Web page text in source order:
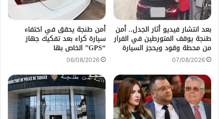
بعد انتشار فيديو أثار الجدل.. أمن
طنجة يوقف المتورطين في الفرار
من محطة وقود ويحجز السيارة
07/08/2026
أمن طنجة يحقق في اختفاء
سيارة كراء بعد تفكيك جهاز
“GPS” الخاص بها
06/08/2026